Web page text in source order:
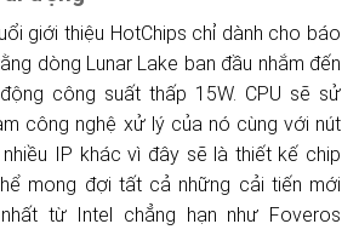
giới thiệu HotChips chỉ dành cho báo
dòng Lunar Lake ban đầu nhắm đến
công suất thấp 15W. CPU sẽ sử
công nghệ xử lý của nó cùng với nút
IP khác vì đây sẽ là thiết kế chip
mong đợi tất cả những cải tiến mới
từ ​​Intel chẳng hạn như Foveros